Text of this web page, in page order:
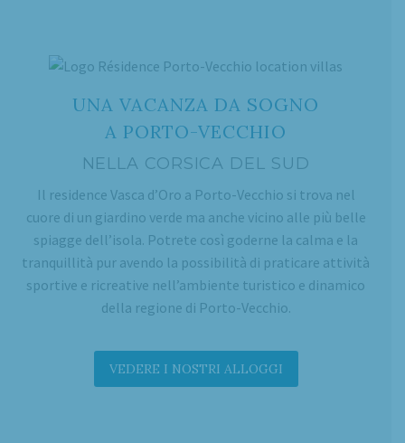
UNA VACANZA DA SOGNO
A PORTO-VECCHIO
NELLA CORSICA DEL SUD
Il residence Vasca d’Oro a Porto-Vecchio si trova nel
cuore di un giardino verde ma anche vicino alle più belle
spiagge dell’isola. Potrete così goderne la calma e la
tranquillità pur avendo la possibilità di praticare attività
sportive e ricreative nell’ambiente turistico e dinamico
della regione di Porto-Vecchio.
VEDERE I NOSTRI ALLOGGI